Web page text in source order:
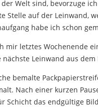
Welt sind, bevorzuge
Stelle auf der Leinwand,
habe ich schon
mir letztes Wochenende
Leinwand aus dem
bemalte
Nach einer kurzen
Schicht das endgültige